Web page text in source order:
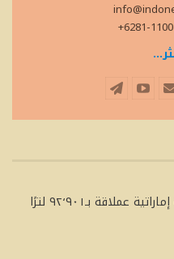
بيرتامينا تزود طائرة إماراتية عملاقة بـ٩٢٬٩٠١ لترًا